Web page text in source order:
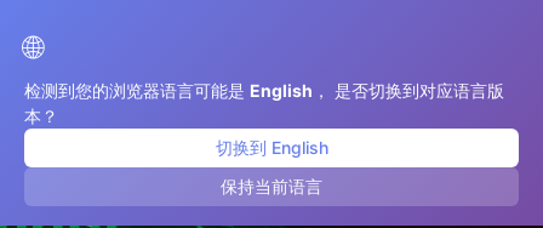
🌐
检测到您的浏览器语言可能是 English ， 是否切换到对应语言版
本？
切换到 English
保持当前语言
Jangan Asal Bantu AI! 41%